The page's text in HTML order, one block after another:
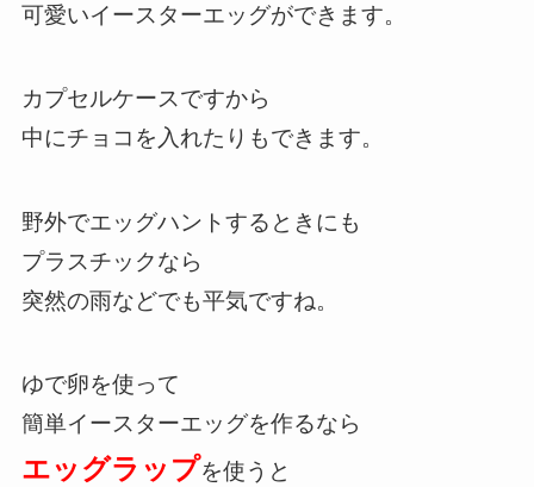
可愛いイースターエッグができます。
カプセルケースですから
中にチョコを入れたりもできます。
野外でエッグハントするときにも
プラスチックなら
突然の雨などでも平気ですね。
ゆで卵を使って
簡単イースターエッグを作るなら
エッグラップを使うと